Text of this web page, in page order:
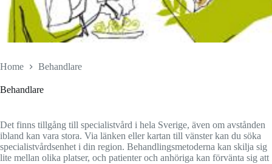
Home Behandlare
Behandlare
Det finns tillgång till specialistvård i hela Sverige, även om avstånden
ibland kan vara stora. Via länken eller kartan till vänster kan du söka
specialistvårdsenhet i din region. Behandlingsmetoderna kan skilja sig
lite mellan olika platser, och patienter och anhöriga kan förvänta sig att